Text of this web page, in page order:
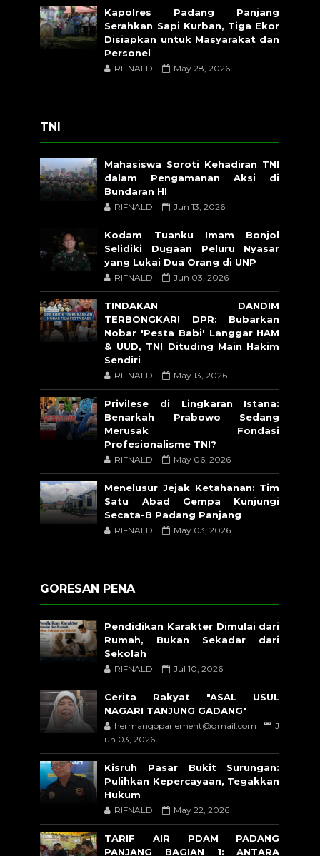
Kapolres Padang Panjang
Serahkan Sapi Kurban, Tiga Ekor
Disiapkan untuk Masyarakat dan
Personel
RIFNALDI May 28, 2026
TNI
Mahasiswa Soroti Kehadiran TNI
dalam Pengamanan Aksi di
Bundaran HI
RIFNALDI Jun 13, 2026
Kodam Tuanku Imam Bonjol
Selidiki Dugaan Peluru Nyasar
yang Lukai Dua Orang di UNP
RIFNALDI Jun 03, 2026
TINDAKAN DANDIM
TERBONGKAR! DPR: Bubarkan
Nobar 'Pesta Babi' Langgar HAM
& UUD, TNI Dituding Main Hakim
Sendiri
RIFNALDI May 13, 2026
Privilese di Lingkaran Istana:
Benarkah Prabowo Sedang
Merusak Fondasi
Profesionalisme TNI?
RIFNALDI May 06, 2026
Menelusur Jejak Ketahanan: Tim
Satu Abad Gempa Kunjungi
Secata-B Padang Panjang
RIFNALDI May 03, 2026
GORESAN PENA
Pendidikan Karakter Dimulai dari
Rumah, Bukan Sekadar dari
Sekolah
RIFNALDI Jul 10, 2026
Cerita Rakyat "ASAL USUL
NAGARI TANJUNG GADANG"
hermangoparlement@gmail.com
J
un 03, 2026
Kisruh Pasar Bukit Surungan:
Pulihkan Kepercayaan, Tegakkan
Hukum
RIFNALDI May 22, 2026
TARIF AIR PDAM PADANG
PANJANG BAGIAN 1: ANTARA